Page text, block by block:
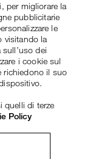
per migliorare la
pubblicitarie
le
visitando la
dei
i cookie sul
richiedono il suo
quelli di terze
Policy